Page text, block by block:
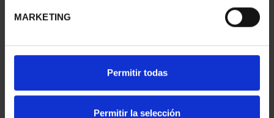
MARKETING
Permitir todas
Permitir la selección
CAPITALES ESPAÑOLAS
73,00 €
CAPITALES ESPAÑOLAS
73,00 €